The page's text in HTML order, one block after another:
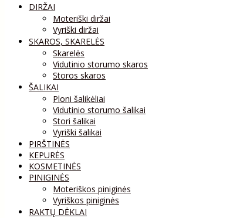
DIRŽAI
Moteriški diržai
Vyriški diržai
SKAROS, SKARELĖS
Skarelės
Vidutinio storumo skaros
Storos skaros
ŠALIKAI
Ploni šalikėliai
Vidutinio storumo šalikai
Stori šalikai
Vyriški šalikai
PIRŠTINĖS
KEPURĖS
KOSMETINĖS
PINIGINĖS
Moteriškos piniginės
Vyriškos piniginės
RAKTŲ DĖKLAI